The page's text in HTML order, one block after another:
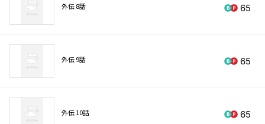
外伝 8話 65
外伝 9話 65
外伝 10話 65